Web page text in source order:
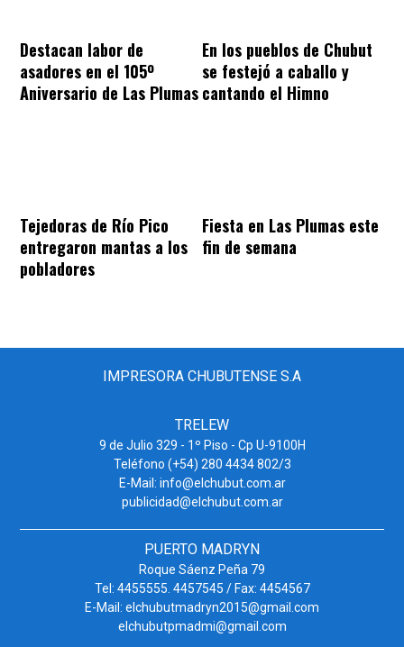
Destacan labor de
asadores en el 105º
Aniversario de Las Plumas
En los pueblos de Chubut
se festejó a caballo y
cantando el Himno
Tejedoras de Río Pico
entregaron mantas a los
pobladores
Fiesta en Las Plumas este
fin de semana
IMPRESORA CHUBUTENSE S.A
TRELEW
9 de Julio 329 - 1º Piso - Cp U-9100H
Teléfono (+54) 280 4434 802/3
E-Mail: info@elchubut.com.ar
publicidad@elchubut.com.ar
PUERTO MADRYN
Roque Sáenz Peña 79
Tel: 4455555. 4457545 / Fax: 4454567
E-Mail: elchubutmadryn2015@gmail.com
elchubutpmadmi@gmail.com